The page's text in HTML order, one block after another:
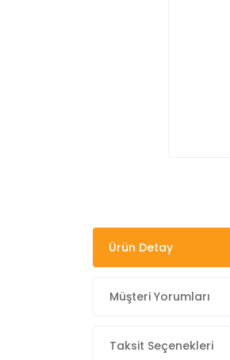
Ürün Detay
Müşteri Yorumları
Taksit Seçenekleri